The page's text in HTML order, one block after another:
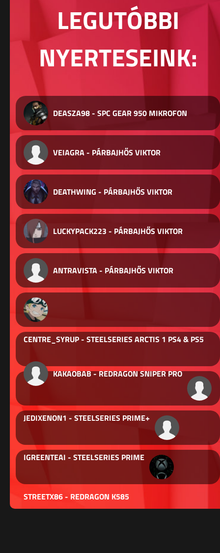
LEGUTÓBBI
NYERTESEINK:
DEASZA98 - SPC GEAR 950 MIKROFON
VEIAGRA - PÁRBAJHŐS VIKTOR
DEATHWING - PÁRBAJHŐS VIKTOR
LUCKYPACK223 - PÁRBAJHŐS VIKTOR
ANTRAVISTA - PÁRBAJHŐS VIKTOR
CENTRE_SYRUP - STEELSERIES ARCTIS 1 PS4 & PS5
KAKAOBAB - REDRAGON SNIPER PRO
JEDIXENON1 - STEELSERIES PRIME+
IGREENTEAI - STEELSERIES PRIME
STREETX86 - REDRAGON K585